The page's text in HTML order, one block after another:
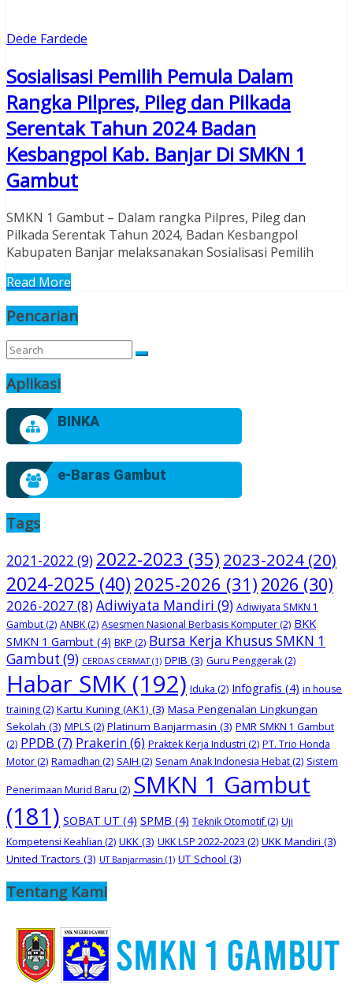
Dede Fardede
Sosialisasi Pemilih Pemula Dalam
Rangka Pilpres, Pileg dan Pilkada
Serentak Tahun 2024 Badan
Kesbangpol Kab. Banjar Di SMKN 1
Gambut
SMKN 1 Gambut – Dalam rangka Pilpres, Pileg dan
Pilkada Serentak Tahun 2024, Badan Kesbangpol
Kabupaten Banjar melaksanakan Sosialisasi Pemilih
Read More
Pencarian
Aplikasi
BINKA
e-Baras Gambut
Tags
2021-2022 (9) 2022-2023 (35) 2023-2024 (20)
2024-2025 (40) 2025-2026 (31) 2026 (30)
2026-2027 (8)Adiwiyata Mandiri (9) Adiwiyata SMKN 1
Gambut (2) ANBK (2) Asesmen Nasional Berbasis Komputer (2) BKK
SMKN 1 Gambut (4) BKP (2) Bursa Kerja Khusus SMKN 1
Gambut (9) CERDAS CERMAT(1) DPIB (3) Guru Penggerak (2)
Habar SMK (192) Iduka (2) Infografis (4) in house
training (2) Kartu Kuning (AK1) (3) Masa Pengenalan Lingkungan
Sekolah (3) MPLS (2) Platinum Banjarmasin (3) PMR SMKN 1 Gambut
(2) PPDB (7) Prakerin (6) Praktek Kerja Industri (2) PT. Trio Honda
Motor (2) Ramadhan (2) SAIH (2) Senam Anak Indonesia Hebat (2) Sistem
Penerimaan Murid Baru (2) SMKN 1 Gambut
(181) SOBAT UT (4) SPMB (4) Teknik Otomotif(2) Uji
Kompetensi Keahlian (2) UKK (3) UKK LSP 2022-2023 (2) UKK Mandiri (3)
United Tractors (3) UT Banjarmasin (1) UT School (3)
Tentang Kami